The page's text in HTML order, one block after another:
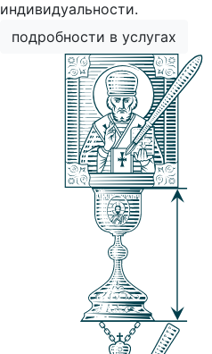
индивидуальности.
подробности в услугах